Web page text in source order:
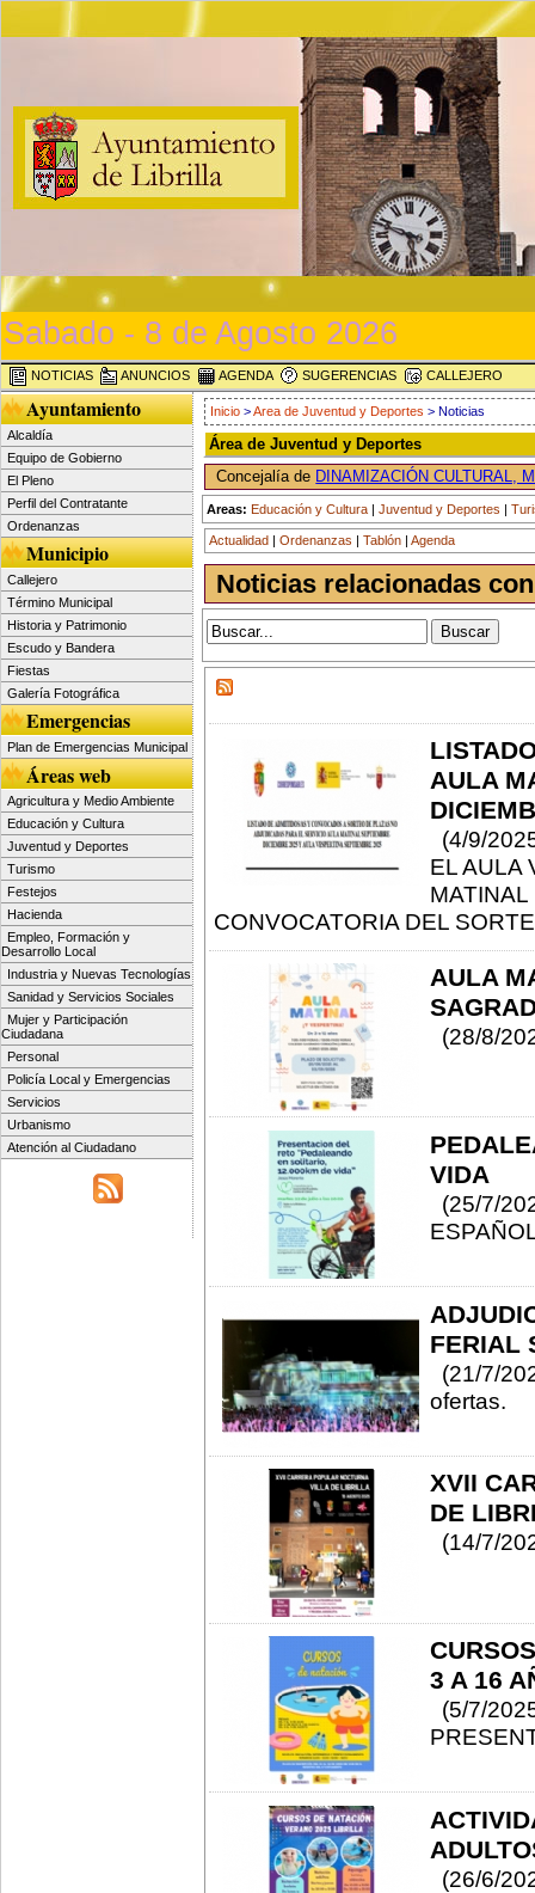
Sabado - 8 de Agosto 2026
NOTICIAS ANUNCIOS AGENDA SUGERENCIAS CALLEJERO
Ayuntamiento
Alcaldía
Equipo de Gobierno
El Pleno
Perfil del Contratante
Ordenanzas
Municipio
Callejero
Término Municipal
Historia y Patrimonio
Escudo y Bandera
Fiestas
Galería Fotográfica
Emergencias
Plan de Emergencias Municipal
Áreas web
Agricultura y Medio Ambiente
Educación y Cultura
Juventud y Deportes
Turismo
Festejos
Hacienda
Empleo, Formación y
Desarrollo Local
Industria y Nuevas Tecnologías
Sanidad y Servicios Sociales
Mujer y Participación
Ciudadana
Personal
Policía Local y Emergencias
Servicios
Urbanismo
Atención al Ciudadano
Inicio >Area de Juventud y Deportes> Noticias
Área de Juventud y Deportes
Concejalía de DINAMIZACIÓN CULTURAL,
Areas: Educación y Cultura| Juventud y Deportes |
Actualidad |Ordenanzas |Tablón |Agenda
Noticias relacionadas
AULA
(4/9/
EL AULA
CONVOCATORIA DEL
AULA
(28/8/
VIDA
(25/7/
FERIAL
(21/7/
ofertas.
XVII
DE
(14/7/
3 A 16
(5/7/
(26/6/